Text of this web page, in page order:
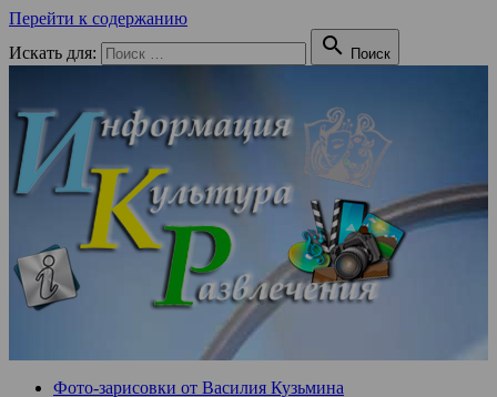
Перейти к содержанию
Искать для:
 Поиск
Фото-зарисовки от Василия Кузьмина